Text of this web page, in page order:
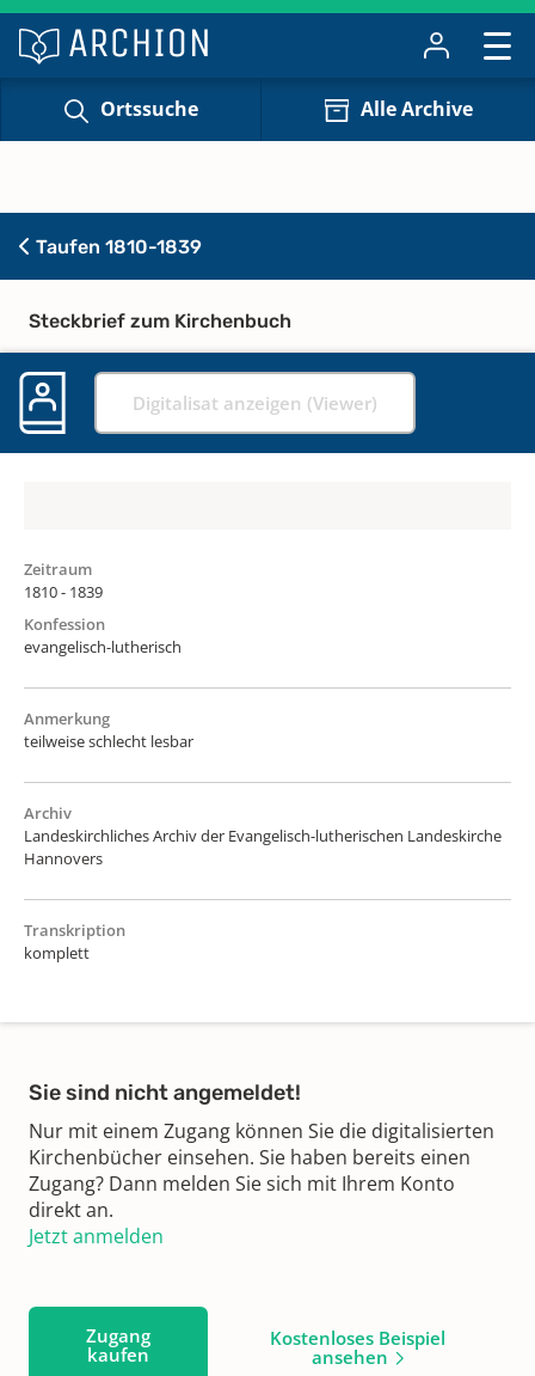
Ortssuche Alle Archive
Taufen 1810-1839
Steckbrief zum Kirchenbuch
Digitalisat anzeigen (Viewer)
Zeitraum
1810 - 1839
Konfession
evangelisch-lutherisch
Anmerkung
teilweise schlecht lesbar
Archiv
Landeskirchliches Archiv der Evangelisch-lutherischen Landeskirche
Hannovers
Transkription
komplett
Sie sind nicht angemeldet!
Nur mit einem Zugang können Sie die digitalisierten
Kirchenbücher einsehen. Sie haben bereits einen
Zugang? Dann melden Sie sich mit Ihrem Konto
direkt an.
Jetzt anmelden
Zugang
kaufen
Kostenloses Beispiel
ansehen